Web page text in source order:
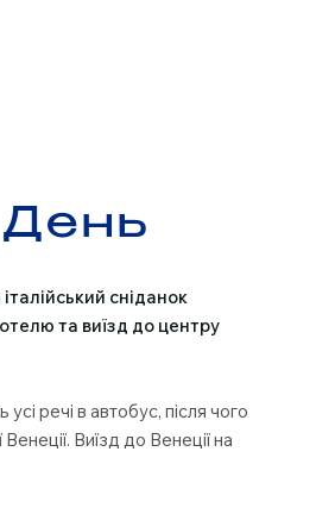
День
сніданок
та виїзд до центру
речі в автобус, після чого
Виїзд до Венеції на